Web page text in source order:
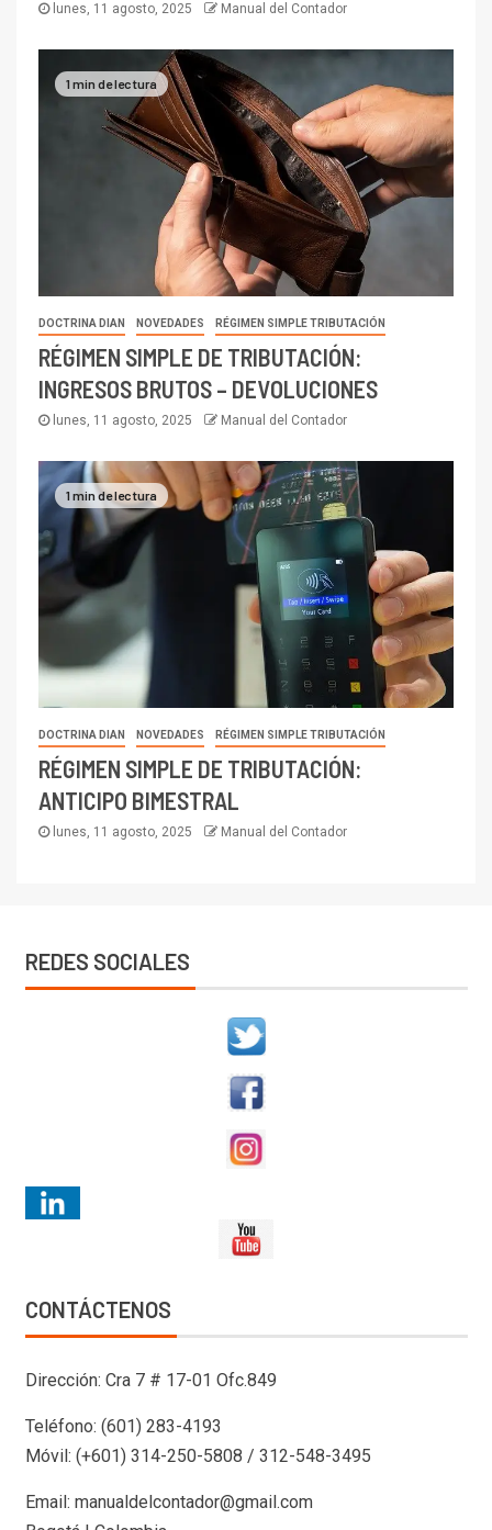
lunes, 11 agosto, 2025 Manual del Contador
1 min de lectura
DOCTRINA DIAN NOVEDADES RÉGIMEN SIMPLE TRIBUTACIÓN
RÉGIMEN SIMPLE DE TRIBUTACIÓN:
INGRESOS BRUTOS – DEVOLUCIONES
lunes, 11 agosto, 2025 Manual del Contador
1 min de lectura
DOCTRINA DIAN NOVEDADES RÉGIMEN SIMPLE TRIBUTACIÓN
RÉGIMEN SIMPLE DE TRIBUTACIÓN:
ANTICIPO BIMESTRAL
lunes, 11 agosto, 2025 Manual del Contador
REDES SOCIALES
CONTÁCTENOS
Dirección: Cra 7 # 17-01 Ofc.849
Teléfono: (601) 283-4193
Móvil: (+601) 314-250-5808 / 312-548-3495
Email: manualdelcontador@gmail.com